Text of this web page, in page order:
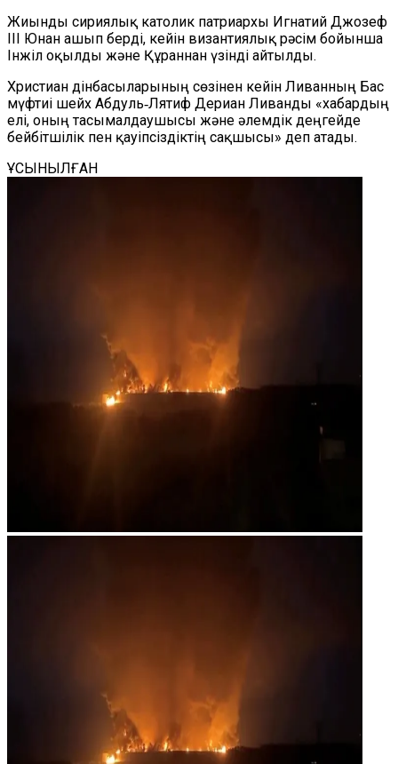
Жиынды сириялық католик патриархы Игнатий Джозеф
III Юнан ашып берді, кейін византиялық рәсім бойынша
Інжіл оқылды және Құраннан үзінді айтылды.
Христиан дінбасыларының сөзінен кейін Ливанның Бас
мүфтиі шейх Абдуль‑Лятиф Дериан Ливанды «хабардың
елі, оның тасымалдаушысы және әлемдік деңгейде
бейбітшілік пен қауіпсіздіктің сақшысы» деп атады.
ҰСЫНЫЛҒАН